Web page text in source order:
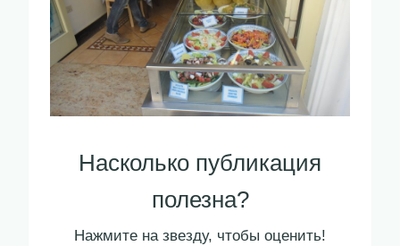
Насколько публикация
полезна?
Нажмите на звезду, чтобы оценить!